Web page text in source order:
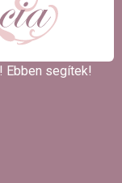
Ebben segítek!